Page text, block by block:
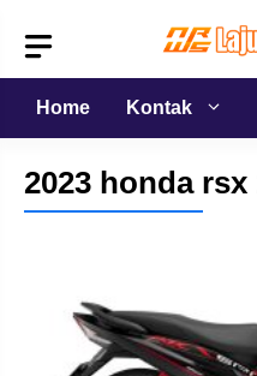
isi
Home
Kontak
2023 honda rsx